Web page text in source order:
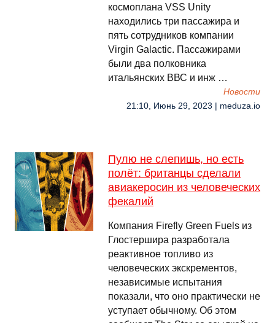
космоплана VSS Unity
находились три пассажира и
пять сотрудников компании
Virgin Galactic. Пассажирами
были два полковника
итальянских ВВС и инж …
Новости
21:10, Июнь 29, 2023 | meduza.io
Пулю не слепишь, но есть
полёт: британцы сделали
авиакеросин из человеческих
фекалий
Компания Firefly Green Fuels из
Глостершира разработала
реактивное топливо из
человеческих экскрементов,
независимые испытания
показали, что оно практически не
уступает обычному. Об этом